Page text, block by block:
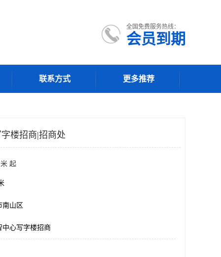
全国免费服务热线：
会员到期
联系方式 更多推荐
楼招商|招商处
起
南山区
中心写字楼招商